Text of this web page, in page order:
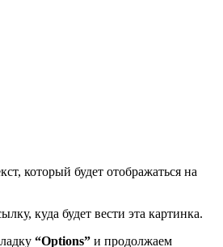
который будет отображаться на
куда будет вести эта картинка.
“Options” и продолжаем